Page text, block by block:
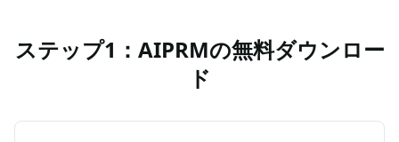
ステップ1：AIPRMの無料ダウンロー
ド